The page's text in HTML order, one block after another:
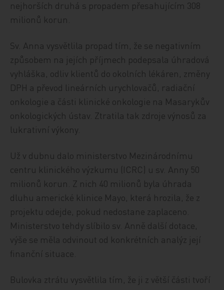
nejhorších druhá s propadem přesahujícím 308
milionů korun.
Sv. Anna vysvětlila propad tím, že se negativním
způsobem na jejích příjmech podepsala úhradová
vyhláška, odliv klientů do okolních lékáren, změny
DPH a převod lineárních urychlovačů, radiační
onkologie a části klinické onkologie na Masarykův
onkologických ústav. Ztratila tak zdroje výnosů za
lukrativní výkony.
Už v dubnu dalo ministerstvo Mezinárodnímu
centru klinického výzkumu (ICRC) u sv. Anny 50
milionů korun. Z nich 40 milionů byla úhrada
dluhu americké klinice Mayo, která hrozila, že z
projektu odejde, pokud nedostane zaplaceno.
Ministerstvo tehdy slíbilo sv. Anně další dotace,
výše se měla odvinout od konkrétních analýz její
finanční situace.
Bulovka ztrátu vysvětlila tím, že ji z větší části tvoří